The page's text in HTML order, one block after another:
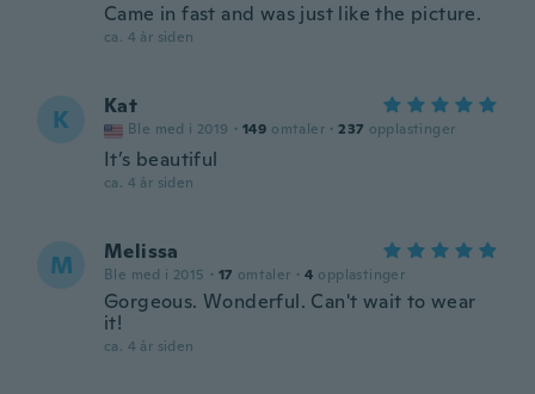
Came in fast and was just like the picture.
ca. 4 år siden
K Kat
Ble med i 2019 · 149 omtaler · 237 opplastinger
It’s beautiful
ca. 4 år siden
M Melissa
Ble med i 2015 · 17 omtaler · 4 opplastinger
Gorgeous. Wonderful. Can't wait to wear
it!
ca. 4 år siden